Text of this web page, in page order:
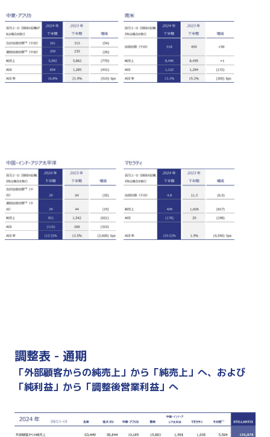
調整表 - 通期
「外部顧客からの純売上」から「純売上」へ、および
「純利益」から「調整後営業利益」へ